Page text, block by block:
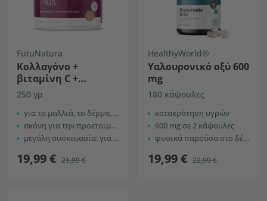
FutuNatura
Κολλαγόνο +
βιταμίνη C +
υαλουρονικό οξύ
250 γρ
για τα μαλλιά, το δέρμα, τα νύχια, τις αρθρώσεις ...
σκόνη για την προετοιμασία ροφήματος με γεύση passion fruit
μεγάλη συσκευασία: για 59 ροφήματα
19,99 € 21,99 €
HealthyWorld®
Υαλουρονικό οξύ 600
mg
180 κάψουλες
κατακράτηση υγρών
600 mg σε 2 κάψουλες
φυσικά παρούσα στο δέρμα
19,99 € 22,99 €